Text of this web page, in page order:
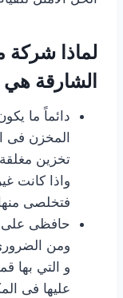
لماذا
الشارقة
دائماً ما
المخزن فى
تخزين
واذا كانت
فتخلصى
حافظى على
ومن
و التي بها
عليها فى